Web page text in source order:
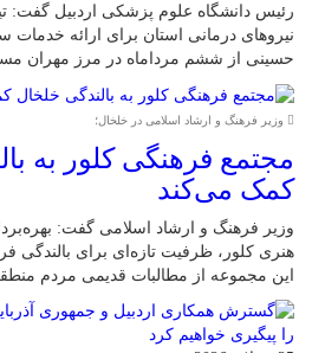
نیروهای درمانی استان برای ارائه خدمات
حسینی از ششم مرداماه در مرز مهران
وزیر فرهنگ و ارشاد اسلامی در خلخال؛
مجتمع فرهنگی کلور به
کمک می‌کند
وزیر فرهنگ و ارشاد اسلامی گفت:
هنری کلور، ظرفیت تازه‌ای برای بالندگی
این مجموعه از مطالبات قدیمی مردم